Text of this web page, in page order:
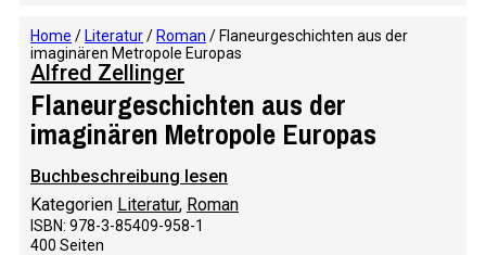
Home / Literatur/ Roman / Flaneurgeschichten aus der
imaginären Metropole Europas
Alfred Zellinger
Flaneurgeschichten aus der
imaginären Metropole Europas
Buchbeschreibung lesen
Kategorien Literatur, Roman
ISBN: 978-3-85409-958-1
400 Seiten